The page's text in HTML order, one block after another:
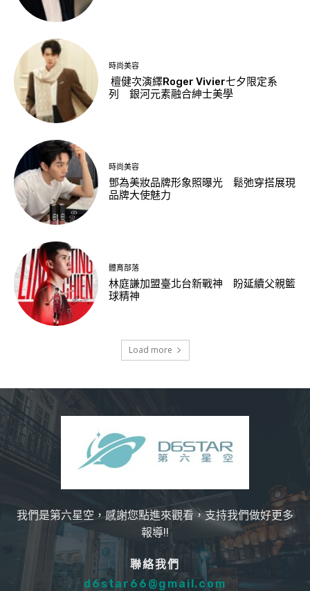
時尚美容
檀健次演繹Roger Vivier七夕限定系
列 銀河元素融合紳士美學
時尚美容
鄧為美妝品牌形象照曝光 鬆弛穿搭展現
品牌大使魅力
體育部落
林庭謙加盟臺北台新戰神 盼延續父親籃
球精神
Load more
我們是第六星空，感謝您點進來觀看，支持我們做好更多
報導!!
聯絡我們
d6star66@gmail.com